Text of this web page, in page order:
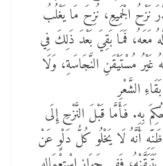
نَزْحُ الْجَمِيعِ، نُزِحَ مَا يَغْلُبُ
مَعَهُ، فَمَا بَقِيَ بَعْدَ ذَلِكَ فِي
غَيْرُ مُسْتَيْقَنِ النَّجَاسَةِ، وَلَا
بِهِ. فَأَمَّا قَبْلَ النَّزْحِ إِلَى
أَنَّهُ لَا يَخْلُو كُلُّ دَلْوٍ عَنْ